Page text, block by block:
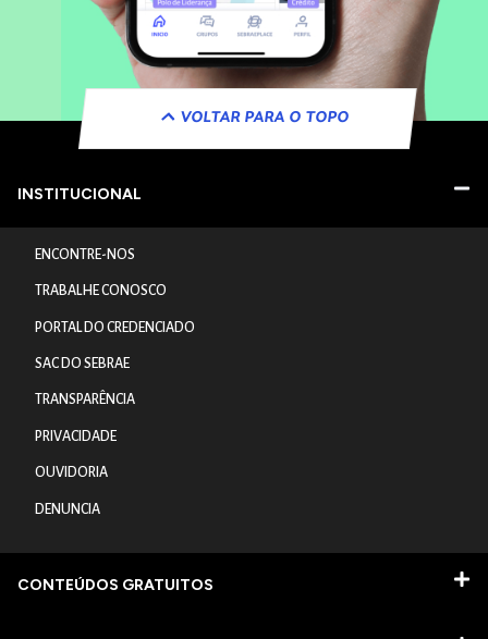
VOLTAR PARA O TOPO
INSTITUCIONAL
ENCONTRE-NOS
TRABALHE CONOSCO
PORTAL DO CREDENCIADO
SAC DO SEBRAE
TRANSPARÊNCIA
PRIVACIDADE
OUVIDORIA
DENUNCIA
CONTEÚDOS GRATUITOS